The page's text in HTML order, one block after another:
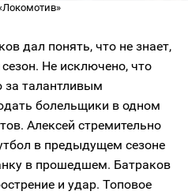
дал понять, что не знает,
Не исключено, что
талантливым
болельщики в одном
Алексей стремительно
в предыдущем сезоне
в прошедшем. Батраков
и удар. Топовое